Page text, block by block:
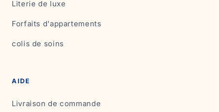
Literie de luxe
Forfaits d'appartements
colis de soins
AIDE
Livraison de commande